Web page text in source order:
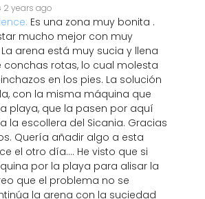
2 years ago
Es una zona muy bonita .
mucho mejor con muy
arena está muy sucia y llena
conchas rotas, lo cual molesta
en los pies. La solución
con la misma máquina que
playa, que la pasen por aquí
la escollera del Sicania. Gracias
Quería añadir algo a esta
el otro día.... He visto que si
por la playa para alisar la
que el problema no se
la arena con la suciedad